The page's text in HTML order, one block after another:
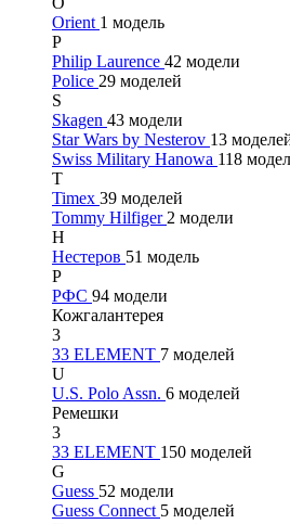
Orient 1 модель
P
Philip Laurence 42 модели
Police 29 моделей
S
Skagen 43 модели
Star Wars by Nesterov 13
Swiss Military Hanowa 118
T
Timex 39 моделей
Tommy Hilfiger 2 модели
Н
Нестеров 51 модель
Р
РФС 94 модели
Кожгалантерея
3
33 ELEMENT 7 моделей
U
U.S. Polo Assn. 6 моделей
Ремешки
3
33 ELEMENT 150 моделей
G
Guess 52 модели
Guess Connect 5 моделей